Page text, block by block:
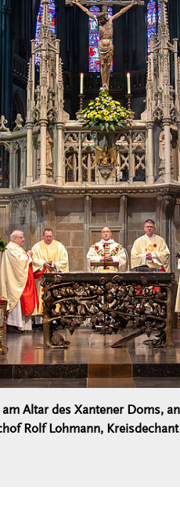
Altar des Xantener Doms,
Rolf Lohmann,